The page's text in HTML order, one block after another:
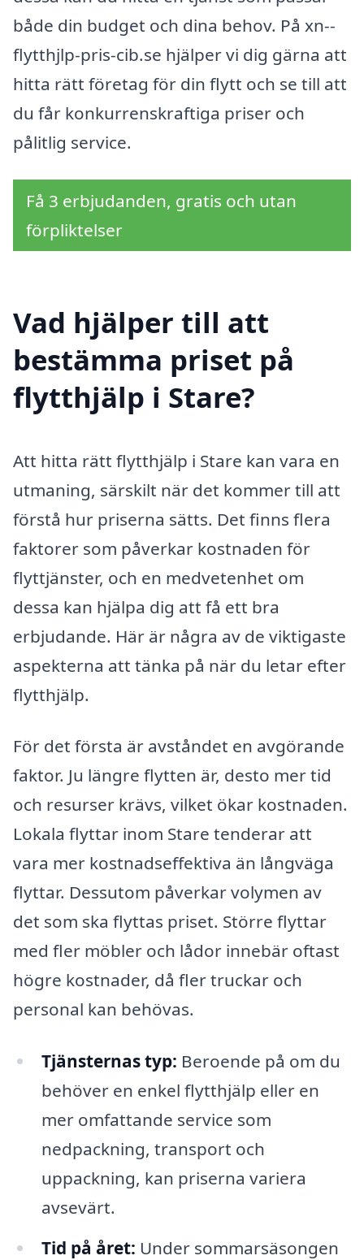
både din budget och dina behov. På xn--
flytthjlp-pris-cib.se hjälper vi dig gärna att
hitta rätt företag för din flytt och se till att
du får konkurrenskraftiga priser och
pålitlig service.
Få 3 erbjudanden, gratis och utan
förpliktelser
Vad hjälper till att
bestämma priset på
flytthjälp i Stare?
Att hitta rätt flytthjälp i Stare kan vara en
utmaning, särskilt när det kommer till att
förstå hur priserna sätts. Det finns flera
faktorer som påverkar kostnaden för
flyttjänster, och en medvetenhet om
dessa kan hjälpa dig att få ett bra
erbjudande. Här är några av de viktigaste
aspekterna att tänka på när du letar efter
flytthjälp.
För det första är avståndet en avgörande
faktor. Ju längre flytten är, desto mer tid
och resurser krävs, vilket ökar kostnaden.
Lokala flyttar inom Stare tenderar att
vara mer kostnadseffektiva än långväga
flyttar. Dessutom påverkar volymen av
det som ska flyttas priset. Större flyttar
med fler möbler och lådor innebär oftast
högre kostnader, då fler truckar och
personal kan behövas.
Tjänsternas typ: Beroende på om du
behöver en enkel flytthjälp eller en
mer omfattande service som
nedpackning, transport och
uppackning, kan priserna variera
avsevärt.
Tid på året: Under sommarsäsongen